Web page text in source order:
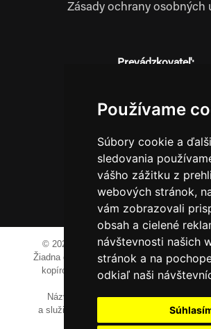
Používame
Súbory cookie a
sledovania
vášho zážitku z
webových stránok,
vám zobrazovali
obsah a cielené
návštevnosti našich
stránok a na
odkiaľ naši
Zásady ochrany osobných
Prevádzkovateľ:
014 01 Bytča
DIČ: 2121076738
0911 955 646
© 2023-2024 JM Media, s.r.o. Všetky
Žiadna časť tohto portálu ak nie je uvedené
kopírovaná, alebo prezentovaná bez
Názvy spoločností, firiem a
a služieb môžu byť registrovanými
ich vlastníkov.